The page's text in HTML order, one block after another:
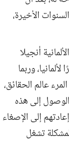
الأخيرة،
الألمانية أنجيلا
وربما
عالم الحقائق،
إلى هذه
إلى الإصغاء
تشغل